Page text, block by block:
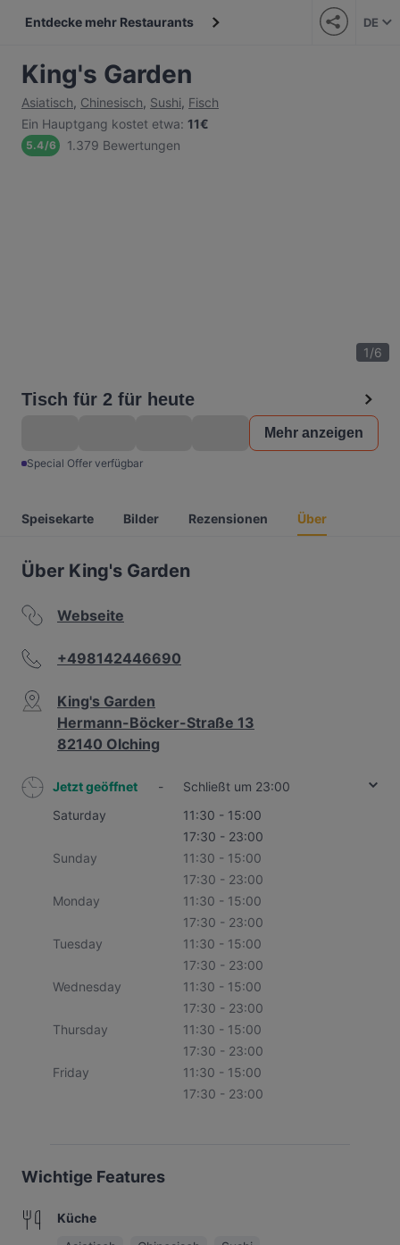
Entdecke mehr Restaurants DE
King's Garden
Asiatisch, Chinesisch, Sushi, Fisch
Ein Hauptgang kostet etwa: 11€
5.4/6 1.379 Bewertungen
1/6
Tisch für 2 für heute
Mehr anzeigen
Special Offer verfügbar
Speisekarte Bilder Rezensionen Über
Über King's Garden
Webseite
+498142446690
King's Garden
Hermann-Böcker-Straße 13
82140 Olching
Jetzt geöffnet -
Schließt um 23:00
Saturday
11:30 - 15:00
17:30 - 23:00
Sunday
11:30 - 15:00
17:30 - 23:00
Monday
11:30 - 15:00
17:30 - 23:00
Tuesday
11:30 - 15:00
17:30 - 23:00
Wednesday
11:30 - 15:00
17:30 - 23:00
Thursday
11:30 - 15:00
17:30 - 23:00
Friday
11:30 - 15:00
17:30 - 23:00
Wichtige Features
Küche